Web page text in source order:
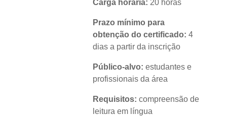
Carga horária: 20 horas
Prazo mínimo para
obtenção do certificado: 4
dias a partir da inscrição
Público-alvo: estudantes e
profissionais da área
Requisitos: compreensão de
leitura em língua